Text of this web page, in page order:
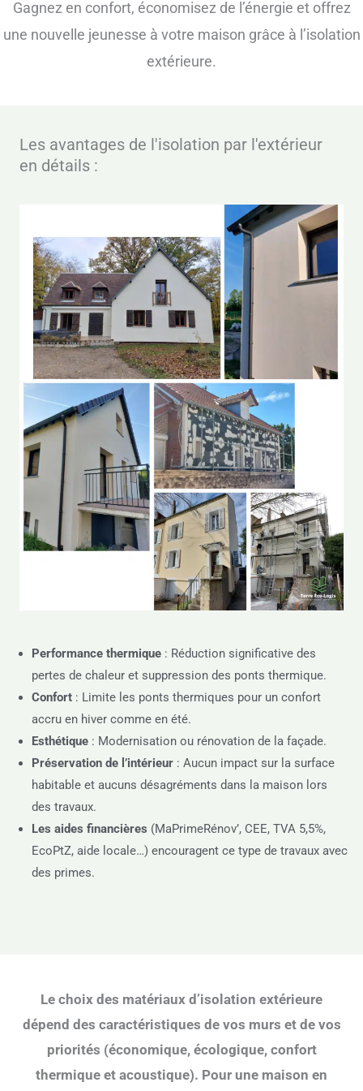
Gagnez en confort, économisez de l’énergie et offrez
une nouvelle jeunesse à votre maison grâce à l’isolation
extérieure.
Les avantages de l'isolation par l'extérieur
en détails :
Performance thermique : Réduction significative des
pertes de chaleur et suppression des ponts thermique.
Confort : Limite les ponts thermiques pour un confort
accru en hiver comme en été.
Esthétique : Modernisation ou rénovation de la façade.
Préservation de l’intérieur : Aucun impact sur la surface
habitable et aucuns désagréments dans la maison lors
des travaux.
Les aides financières (MaPrimeRénov’, CEE, TVA 5,5%,
EcoPtZ, aide locale…) encouragent ce type de travaux avec
des primes.
Le choix des matériaux d’isolation extérieure
dépend des caractéristiques de vos murs et de vos
priorités (économique, écologique, confort
thermique et acoustique). Pour une maison en